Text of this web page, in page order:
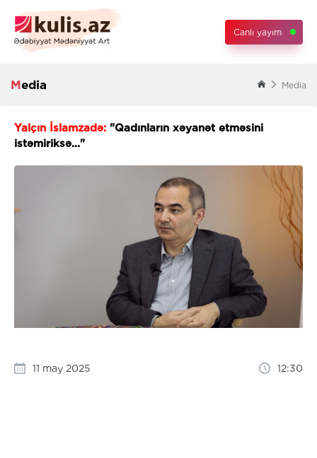
Canlı yayım
Media Media
Yalçın İslamzadə: "Qadınların xəyanət etməsini
istəmiriksə..."
11 may 2025 12:30